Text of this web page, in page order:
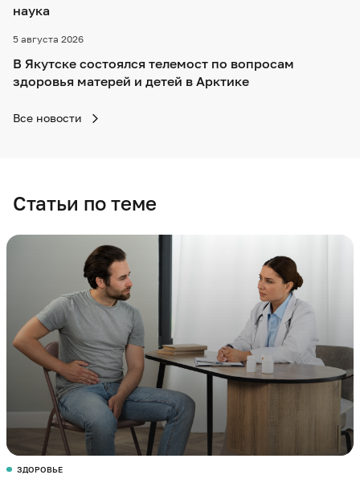
наука
5 августа 2026
В Якутске состоялся телемост по вопросам
здоровья матерей и детей в Арктике
Все новости
Статьи по теме
ЗДОРОВЬЕ